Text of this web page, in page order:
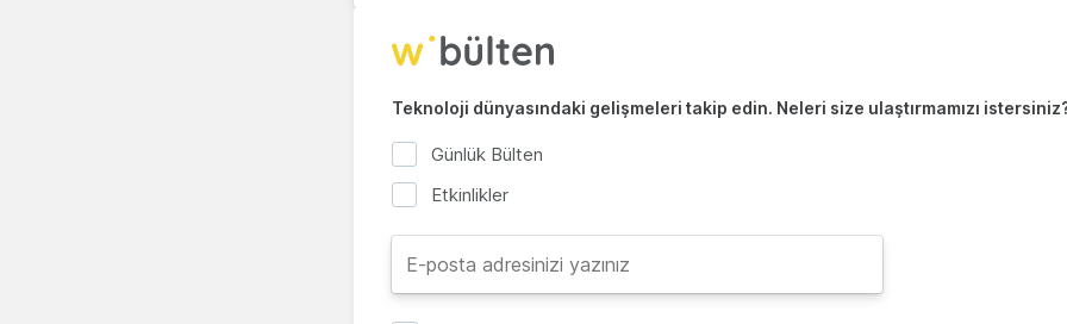
Teknoloji dünyasındaki gelişmeleri takip edin. Neleri size ulaştırmamızı
Günlük Bülten
Etkinlikler